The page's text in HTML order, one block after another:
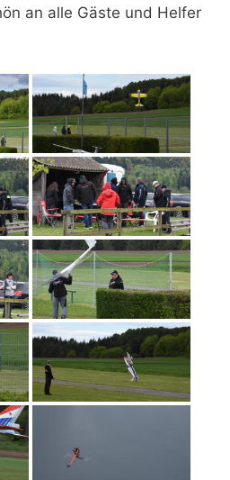
an alle Gäste und Helfer